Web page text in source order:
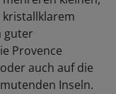
guter
Provence
auch auf die
Inseln.